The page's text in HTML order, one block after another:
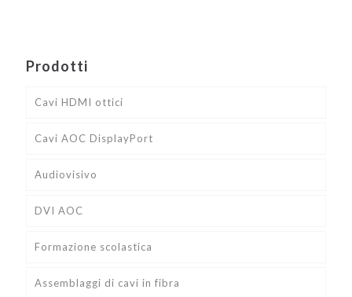
Prodotti
Cavi HDMI ottici
Cavi AOC DisplayPort
Audiovisivo
DVI AOC
Formazione scolastica
Assemblaggi di cavi in fibra